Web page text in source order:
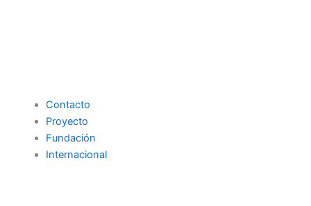
Contacto
Proyecto
Fundación
Internacional